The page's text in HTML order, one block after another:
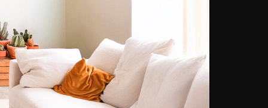
bezoeker er zwart-witbeelden in
een hoge resolutie kan
downloaden. Deze bron is een
belangrijk beeldverslag van het
Amerikaanse leven tussen 1935 en